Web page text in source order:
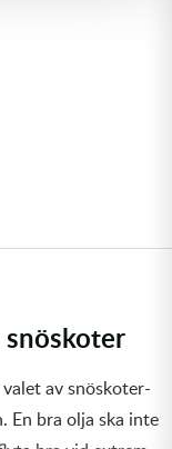
av snöskoter-
En bra olja ska inte